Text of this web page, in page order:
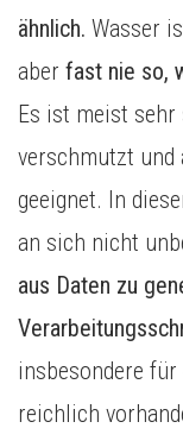
ähnlich. Wasser
aber fast nie so,
Es ist meist
verschmutzt
geeignet. In
an sich nicht
aus Daten zu
insbesondere
reichlich